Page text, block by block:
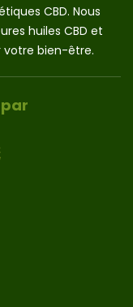
CBD. Nous
huiles CBD et
votre bien-être.